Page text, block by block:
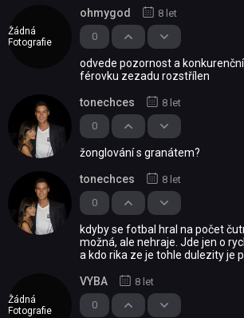
Žádná
Fotografie
0
ohmygod 8 let
odvede pozornost a
férovku zezadu rozstřílen
0
tonechces 8 let
žonglování s granátem?
0
tonechces 8 let
kdyby se fotbal hral na počet
možná, ale nehraje. Jde jen o
a kdo rika ze je tohle dulezity je
Žádná
Fotografie
0
VYBA 8 let